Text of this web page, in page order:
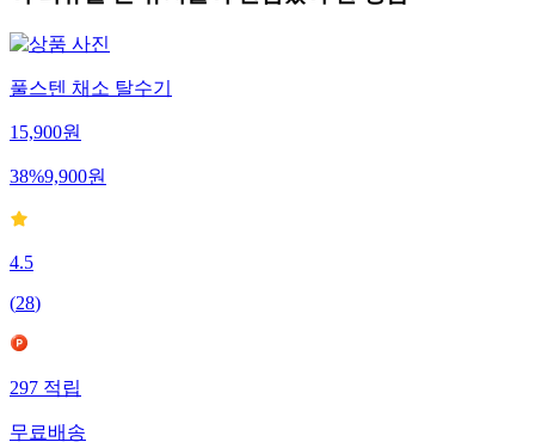
풀스텐 채소 탈수기
15,900원
38%9,900원
4.5
(28)
297 적립
무료배송